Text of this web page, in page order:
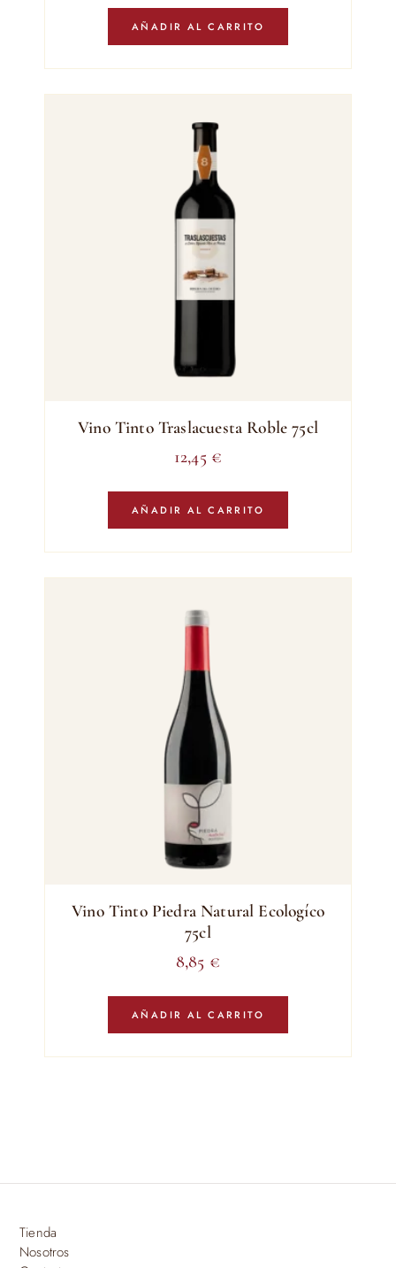
AÑADIR AL CARRITO
Vino Tinto Traslacuesta Roble 75cl
12,45 €
AÑADIR AL CARRITO
Vino Tinto Piedra Natural Ecologíco
75cl
8,85 €
AÑADIR AL CARRITO
Tienda
Nosotros